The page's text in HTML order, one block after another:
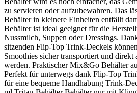
zu servieren oder aufzubewahren. Das
Behälter in kleinere Einheiten entfällt
Behälter ist ideal geeignet für die
Nussmilch, Suppen oder Dressings.
sitzenden Flip-Top Trink-Deckels
Smoothies sicher transportiert und direkt
werden. Praktischer Mix&Go Behälter
Perfekt für unterwegs dank Flip-Top
für eine bequeme Handhabung Trink-